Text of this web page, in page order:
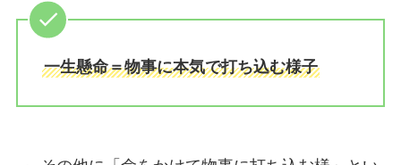
一生懸命＝物事に本気で打ち込む様子